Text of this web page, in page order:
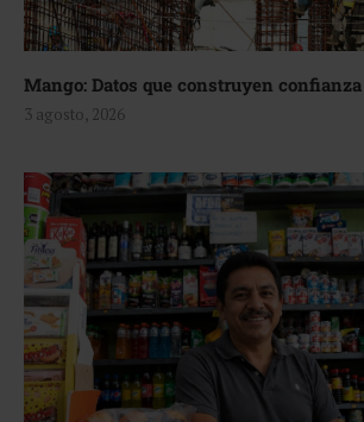
Mango: Datos que construyen confianza
3 agosto, 2026